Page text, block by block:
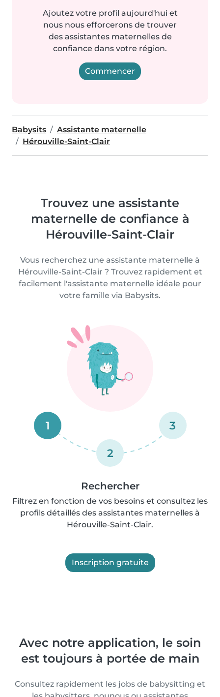
Ajoutez votre profil aujourd'hui et
nous nous efforcerons de trouver
des assistantes maternelles de
confiance dans votre région.
Commencer
Babysits
Assistante maternelle
Hérouville-Saint-Clair
Trouvez une assistante
maternelle de confiance à
Hérouville-Saint-Clair
Vous recherchez une assistante maternelle à
Hérouville-Saint-Clair ? Trouvez rapidement et
facilement l'assistante maternelle idéale pour
votre famille via Babysits.
1
2
3
Rechercher
Filtrez en fonction de vos besoins et consultez les
profils détaillés des assistantes maternelles à
Hérouville-Saint-Clair.
Inscription gratuite
Avec notre application, le soin
est toujours à portée de main
Consultez rapidement les jobs de babysitting et